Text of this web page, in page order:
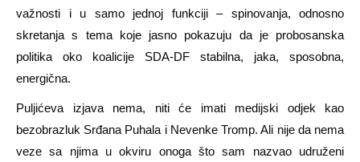
važnosti i u samo jednoj funkciji – spinovanja, odnosno
skretanja s tema koje jasno pokazuju da je probosanska
politika oko koalicije SDA-DF stabilna, jaka, sposobna,
energična.
Puljićeva izjava nema, niti će imati medijski odjek kao
bezobrazluk Srđana Puhala i Nevenke Tromp. Ali nije da nema
veze sa njima u okviru onoga što sam nazvao udruženi